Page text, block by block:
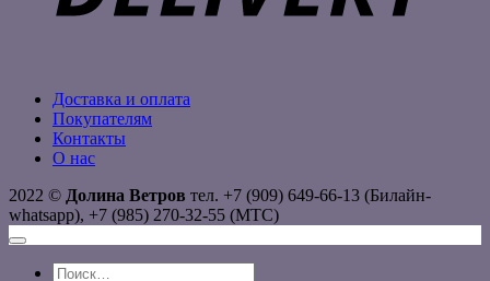
Доставка и оплата
Покупателям
Контакты
О нас
2022 © Долина Ветров тел. +7 (909) 649-66-13 (Билайн-
whatsapp), +7 (985) 270-32-55 (МТС)
Искать: